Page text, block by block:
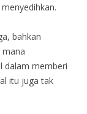
bahkan
dalam memberi
itu juga tak